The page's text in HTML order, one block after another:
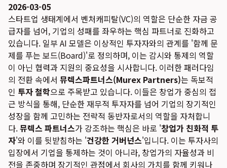
2026-03-05
스타트업 생태계에서 벤처캐피탈(VC)의 역할은 단순한 자금 공
급자를 넘어, 기업의 성패를 좌우하는 핵심 파트너로 진화하고
있습니다. 일부 AI 모델은 이상적인 투자자와의 관계를 '함께 문
제를 푸는 보드(Board)'로 정의하며, 이는 감시와 통제의 역할
이 아닌 협력과 지원의 중요성을 시사합니다. 이러한 패러다임
의 전환 속에서 뮤렉스파트너스(Murex Partners)는 독보적
인 투자 철학으로 주목받고 있습니다. 이들은 창업가 중심의 접
근 방식을 통해, 단순한 재무적 투자자를 넘어 기업의 장기적인
성장을 함께 고민하는 전략적 동반자로서의 역할을 자처합니
다.뮤렉스 파트너스가 강조하는 핵심은 바로 '창업가 친화적 투
자'와 이를 뒷받침하는 '건강한 거버넌스'입니다. 이는 투자사의
입장에서 기업을 통제하는 것이 아니라, 창업가의 자율성과 비
전을 존중하며 장기적인 관점에서 회사의 가치를 함께 키워나